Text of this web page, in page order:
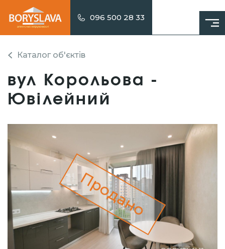
096 500 28 33
Каталог об'єктів
вул Корольова -
Ювілейний
Продано